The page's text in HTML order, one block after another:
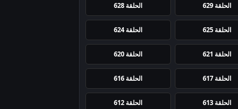
الحلقة 629 الحلقة 628
الحلقة 625 الحلقة 624
الحلقة 621 الحلقة 620
الحلقة 617 الحلقة 616
الحلقة 613 الحلقة 612